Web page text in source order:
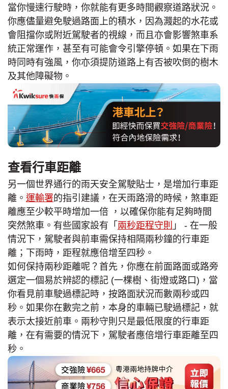
當你慢速行駛時，你就能有更多時間觀察道路狀況。
你應儘量避免駛過路面上的積水，因為濺起的水花或
會阻擋你或附近駕駛者的視線，而且亦會影響煞車系
統正常運作，甚至有可能會令引擎停頓。如果在下雨
時同時有強風，你亦須提防道路上有否被吹倒的樹木
及其他障礙物。
查看行車距離
另一個世界通行的雨天安全駕駛貼士，是增加行車距
離。 運輸署的指引建議，在天雨路滑的時候，煞車距
離應至少較平時增加一倍 ，以確保你能有足夠時間
突然煞車。有些國家設有「 兩秒距程守則 」 - 在一般
情況下，駕駛者與前車需保持相隔兩秒鐘的行車距
離；下雨時，距程就應倍增至四秒。
如何保持兩秒距離呢？首先，你應在前面路面或路旁
選定一個易於辨認的標記 (一棵樹、街燈或路口)，當
你看見前車駛過標記時，按路面狀況而數兩秒或四
秒。如果你在數完之前，本身的車輛已駛過標記，就
表示太接近前車。兩秒守則只是最低限度的行車距
離，在有需要的情況下，駕駛者應倍增行車距離至四
秒。